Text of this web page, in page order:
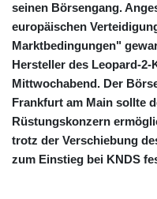
seinen Börsengang.
europäischen
Marktbedingungen"
Hersteller des Leopard-2-
Mittwochabend. Der
Frankfurt am Main sollte
Rüstungskonzern
trotz der Verschiebung
zum Einstieg bei KNDS